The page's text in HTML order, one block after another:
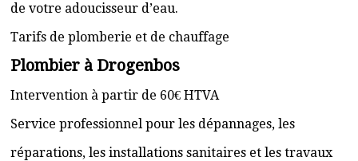
de votre adoucisseur d’eau.
Tarifs de plomberie et de chauffage
Plombier à Drogenbos
Intervention à partir de 60€ HTVA
Service professionnel pour les dépannages, les
réparations, les installations sanitaires et les travaux